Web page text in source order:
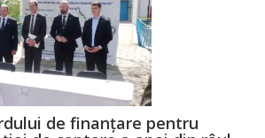
de finanțare pentru